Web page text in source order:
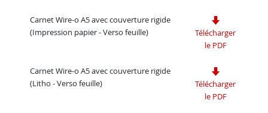
Carnet Wire-o A5 avec couverture rigide
(Impression papier - Verso feuille)
Télécharger
le PDF
Carnet Wire-o A5 avec couverture rigide
(Litho - Verso feuille)
Télécharger
le PDF